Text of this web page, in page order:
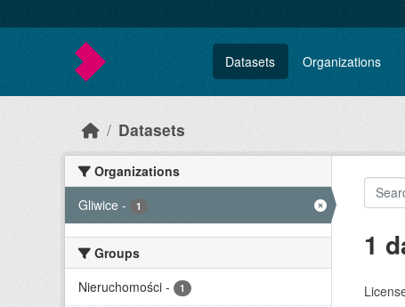
Datasets Organizations
Datasets
Organizations
Gliwice - 1
Groups
Nieruchomości - 1
1